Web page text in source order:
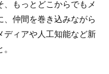
、もっとどこからでもメ
仲間を巻き込みながら
ディアや人工知能など新